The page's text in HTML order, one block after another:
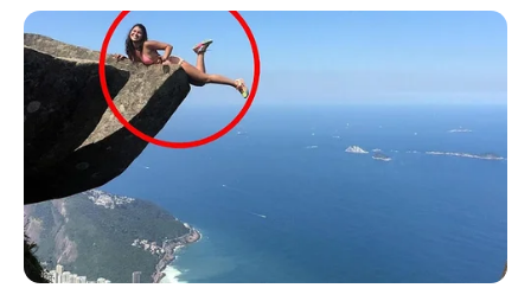
Sehenswürdigkeiten und Ausflugsziele
Wochenendreiseziele